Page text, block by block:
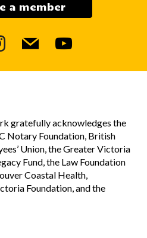
a member
mail youtube
gratefully acknowledges the
Notary Foundation, British
Union, the Greater Victoria
Fund, the Law Foundation
Coastal Health,
Foundation, and the